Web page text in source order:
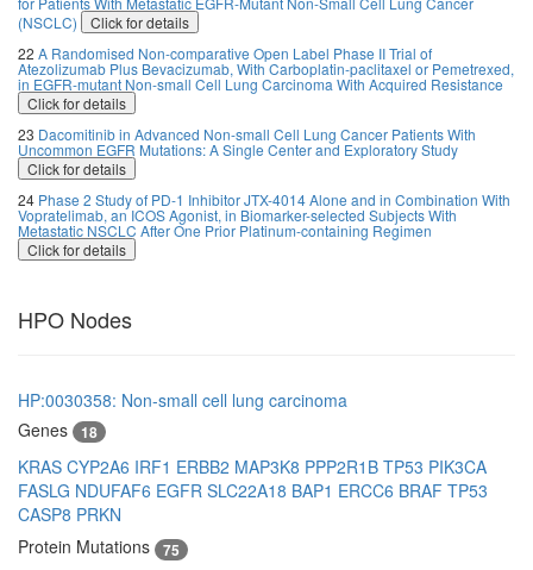
(NSCLC)
Click for details
22 A Randomised Non-comparative Open Label Phase II Trial of
Atezolizumab Plus Bevacizumab, With Carboplatin-paclitaxel or Pemetrexed,
in EGFR-mutant Non-small Cell Lung Carcinoma With Acquired Resistance
Click for details
23 Dacomitinib in Advanced Non-small Cell Lung Cancer Patients With
Uncommon EGFR Mutations: A Single Center and Exploratory Study
Click for details
24 Phase 2 Study of PD-1 Inhibitor JTX-4014 Alone and in Combination With
Vopratelimab, an ICOS Agonist, in Biomarker-selected Subjects With
Metastatic NSCLC After One Prior Platinum-containing Regimen
Click for details
HPO Nodes
HP:0030358: Non-small cell lung carcinoma
Genes
18
KRAS CYP2A6 IRF1 ERBB2 MAP3K8 PPP2R1B TP53 PIK3CA
FASLG NDUFAF6 EGFR SLC22A18 BAP1 ERCC6 BRAF TP53
CASP8 PRKN
Protein Mutations
75